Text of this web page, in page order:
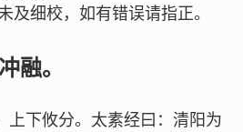
及细校，如有错误请指正。
融。
上下攸分。太素经曰：清阳为